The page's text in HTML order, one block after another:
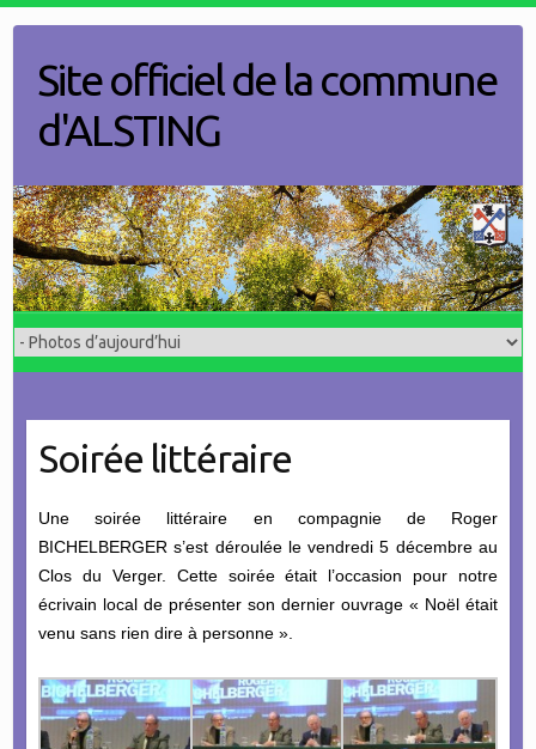
contentSite officiel de la commune
d'ALSTING
Soirée littéraire
Une soirée littéraire en compagnie de Roger
BICHELBERGER s’est déroulée le vendredi 5 décembre au
Clos du Verger. Cette soirée était l’occasion pour notre
écrivain local de présenter son dernier ouvrage « Noël était
venu sans rien dire à personne ».